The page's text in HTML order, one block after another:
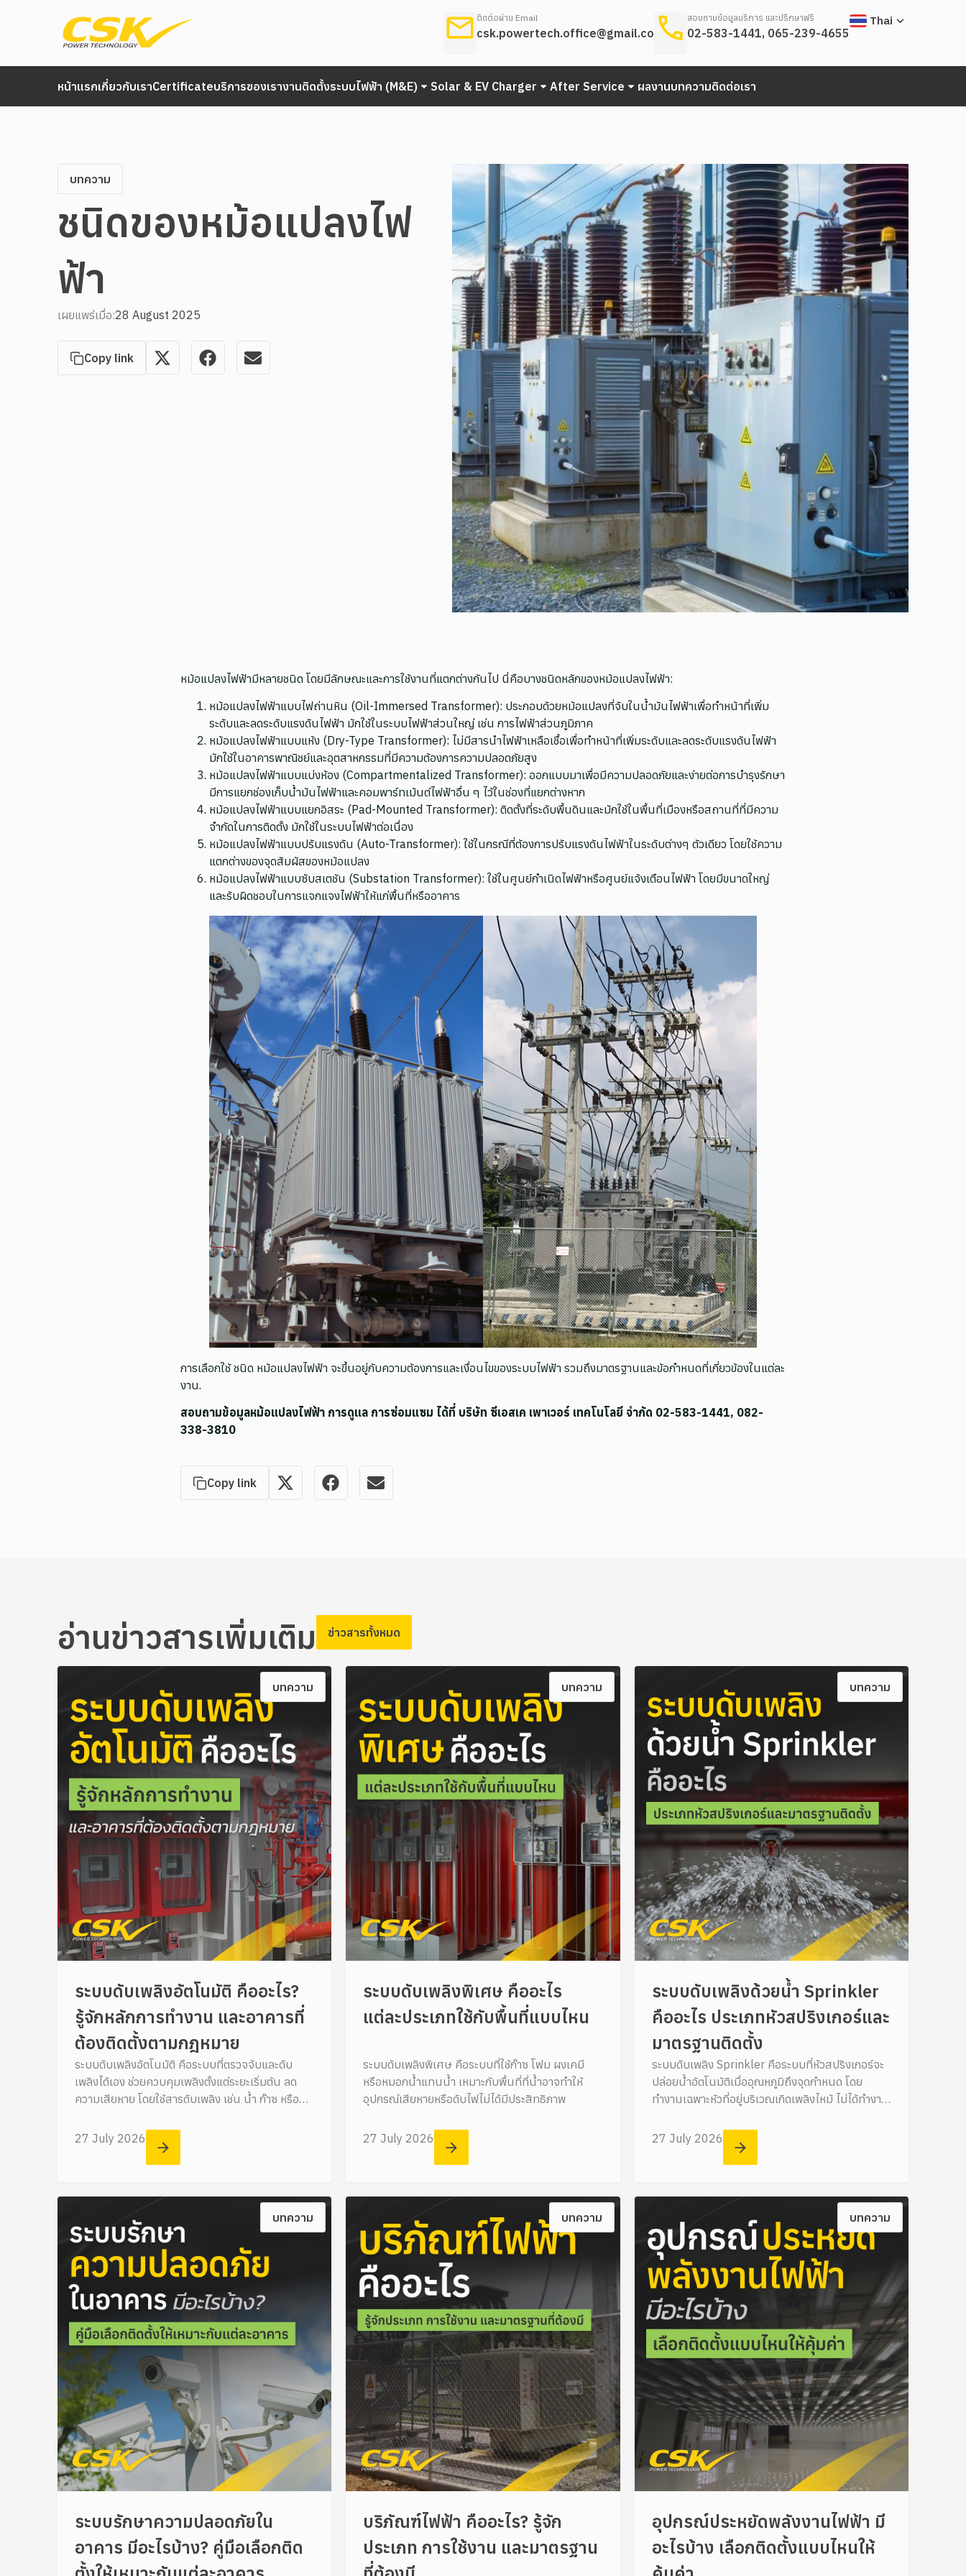
ติดต่อผ่าน Email
csk.powertech.office@gmail.com
สอบถามข้อมูลบริการ และปรึกษาฟรี
02-583-1441, 065-239-4655
Thai
หน้าแรกเกี่ยวกับเราCertificateบริการของเรางานติดตั้งระบบไฟฟ้า (M&E) Solar & EV Charger After Service ผลงานบทความติดต่อเรา
บทความ
ชนิดของหม้อแปลงไฟ
ฟ้า
เผยแพร่เมื่อ:28 August 2025
Copy link
หม้อแปลงไฟฟ้ามีหลายชนิด โดยมีลักษณะและการใช้งานที่แตกต่างกันไป นี่คือบางชนิดหลักของหม้อแปลงไฟฟ้า:
หม้อแปลงไฟฟ้าแบบไฟถ่านหิน (Oil-Immersed Transformer): ประกอบด้วยหม้อแปลงที่จับในน้ำมันไฟฟ้าเพื่อทำหน้าที่เพิ่ม
ระดับและลดระดับแรงดันไฟฟ้า มักใช้ในระบบไฟฟ้าส่วนใหญ่ เช่น การไฟฟ้าส่วนภูมิภาค
หม้อแปลงไฟฟ้าแบบแห้ง (Dry-Type Transformer): ไม่มีสารนำไฟฟ้าเหลือเชื้อเพื่อทำหน้าที่เพิ่มระดับและลดระดับแรงดันไฟฟ้า
มักใช้ในอาคารพาณิชย์และอุตสาหกรรมที่มีความต้องการความปลอดภัยสูง
หม้อแปลงไฟฟ้าแบบแบ่งห้อง (Compartmentalized Transformer): ออกแบบมาเพื่อมีความปลอดภัยและง่ายต่อการบำรุงรักษา
มีการแยกช่องเก็บน้ำมันไฟฟ้าและคอมพาร์ทเม้นต์ไฟฟ้าอื่น ๆ ไว้ในช่องที่แยกต่างหาก
หม้อแปลงไฟฟ้าแบบแยกอิสระ (Pad-Mounted Transformer): ติดตั้งที่ระดับพื้นดินและมักใช้ในพื้นที่เมืองหรือสถานที่ที่มีความ
จำกัดในการติดตั้ง มักใช้ในระบบไฟฟ้าต่อเนื่อง
หม้อแปลงไฟฟ้าแบบปรับแรงดัน (Auto-Transformer): ใช้ในกรณีที่ต้องการปรับแรงดันไฟฟ้าในระดับต่างๆ ตัวเดียว โดยใช้ความ
แตกต่างของจุดสัมผัสของหม้อแปลง
หม้อแปลงไฟฟ้าแบบซับสเตชัน (Substation Transformer): ใช้ในศูนย์กำเนิดไฟฟ้าหรือศูนย์แจ้งเตือนไฟฟ้า โดยมีขนาดใหญ่
และรับผิดชอบในการแจกแจงไฟฟ้าให้แก่พื้นที่หรืออาคาร
การเลือกใช้ ชนิด หม้อแปลงไฟฟ้า จะขึ้นอยู่กับความต้องการและเงื่อนไขของระบบไฟฟ้า รวมถึงมาตรฐานและข้อกำหนดที่เกี่ยวข้องในแต่ละ
งาน.
สอบถามข้อมูลหม้อแปลงไฟฟ้า การดูแล การซ่อมแซม ได้ที่ บริษัท ซีเอสเค เพาเวอร์ เทคโนโลยี จำกัด 02-583-1441, 082-
338-3810
Copy link
อ่านข่าวสารเพิ่มเติม ข่าวสารทั้งหมด
บทความ
ระบบดับเพลิงอัตโนมัติ คืออะไร?
รู้จักหลักการทำงาน และอาคารที่
ต้องติดตั้งตามกฎหมาย
ระบบดับเพลิงอัตโนมัติ คือระบบที่ตรวจจับและดับ
เพลิงได้เอง ช่วยควบคุมเพลิงตั้งแต่ระยะเริ่มต้น ลด
ความเสียหาย โดยใช้สารดับเพลิง เช่น น้ำ ก๊าซ หรือ
27 July 2026
บทความ
ระบบดับเพลิงพิเศษ คืออะไร
แต่ละประเภทใช้กับพื้นที่แบบไหน
ระบบดับเพลิงพิเศษ คือระบบที่ใช้ก๊าซ โฟม ผงเคมี
หรือหมอกน้ำแทนน้ำ เหมาะกับพื้นที่ที่น้ำอาจทำให้
อุปกรณ์เสียหายหรือดับไฟไม่ได้มีประสิทธิภาพ
27 July 2026
บทความ
ระบบดับเพลิงด้วยน้ำ Sprinkler
คืออะไร ประเภทหัวสปริงเกอร์และ
มาตรฐานติดตั้ง
ระบบดับเพลิง Sprinkler คือระบบที่หัวสปริงเกอร์จะ
ปล่อยน้ำอัตโนมัติเมื่ออุณหภูมิถึงจุดกำหนด โดย
ทำงานเฉพาะหัวที่อยู่บริเวณเกิดเพลิงไหม้ ไม่ได้ทำงาน
27 July 2026
บทความ
ระบบรักษาความปลอดภัยใน
อาคาร มีอะไรบ้าง? คู่มือเลือกติด
บทความ
บริภัณฑ์ไฟฟ้า คืออะไร? รู้จัก
ประเภท การใช้งาน และมาตรฐาน
บทความ
อุปกรณ์ประหยัดพลังงานไฟฟ้า มี
อะไรบ้าง เลือกติดตั้งแบบไหนให้